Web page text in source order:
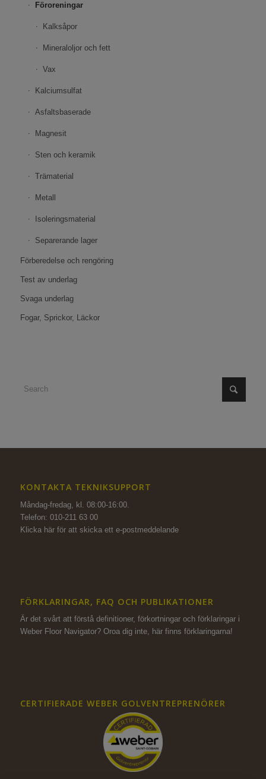
Föroreningar
Kalksåpor
Mineraloljor och fett
Vax
Kalciumsulfat
Asfaltsbaserade
Magnesit
Sten och keramik
Trämaterial
Metall
Isoleringsmaterial
Separerande lager
Förberedelse och rengöring
Test av underlag
Svaga underlag
Fogar, Sprickor, Läckor
KONTAKTA TEKNIKSUPPORT
Måndag-fredag, kl. 08:00-16:00.
Telefon: 010-211 63 00
Klicka här för att skicka ett e-postmeddelande
FÖRKLARINGAR, FAQ OCH PUBLIKATIONER
Är det svårt att förstå definitioner, förkortningar och förklaringar i
Weber Floor Navigator? Oroa dig inte,
här finns förklaringarna!
CERTIFIERADE WEBER GOLVENTREPRENÖRER